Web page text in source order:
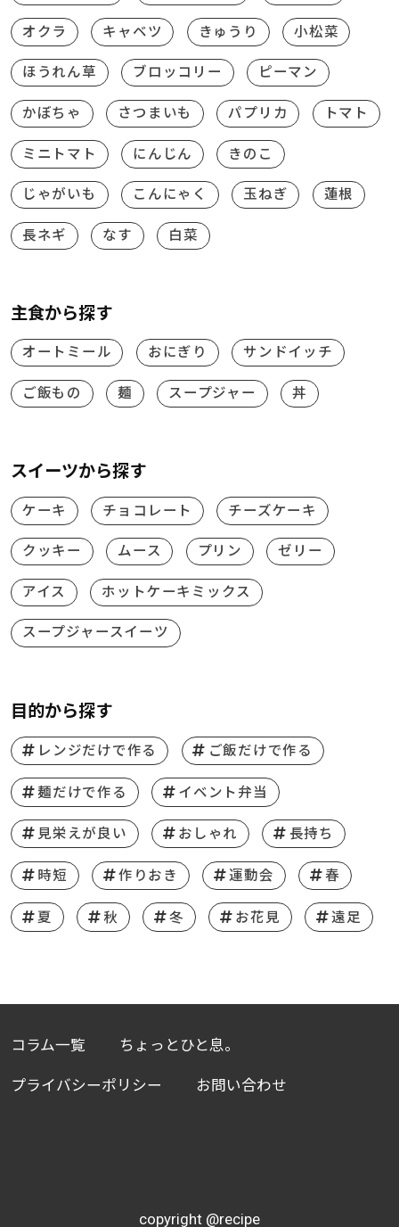
オクラ キャベツ きゅうり 小松菜
ほうれん草 ブロッコリー ピーマン
かぼちゃ さつまいも パプリカ トマト
ミニトマト にんじん きのこ
じゃがいも こんにゃく 玉ねぎ 蓮根
長ネギ なす 白菜
主食から探す
オートミール おにぎり サンドイッチ
ご飯もの 麺 スープジャー 丼
スイーツから探す
ケーキ チョコレート チーズケーキ
クッキー ムース プリン ゼリー
アイス ホットケーキミックス
スープジャースイーツ
目的から探す
レンジだけで作る ご飯だけで作る
麺だけで作る イベント弁当
見栄えが良い おしゃれ 長持ち
時短 作りおき 運動会 春
夏 秋 冬 お花見 遠足
コラム一覧 ちょっとひと息。
プライバシーポリシー お問い合わせ
copyright @recipe